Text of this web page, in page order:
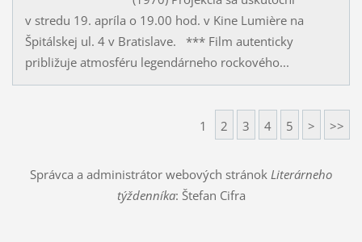
v stredu 19. apríla o 19.00 hod. v Kine Lumière na
Špitálskej ul. 4 v Bratislave. *** Film autenticky
približuje atmosféru legendárneho rockového...
1 2 3 4 5 > >>
Správca a administrátor webových stránok Literárneho
týždenníka: Štefan Cifra